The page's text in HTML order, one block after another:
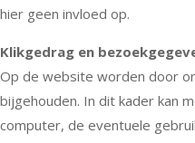
hier geen invloed op.
Klikgedrag en
Op de website worden door
bijgehouden. In dit kader kan
computer, de eventuele